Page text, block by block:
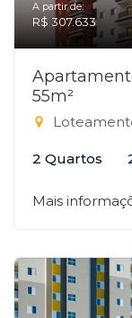
A partir de:
R$ 307.633
55m²
Loteamento
2 Quartos
Mais